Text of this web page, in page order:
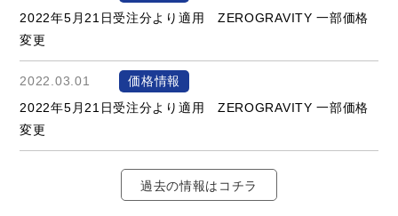
2022年5月21日受注分より適用 ZEROGRAVITY 一部価格
変更
2022.03.01
価格情報
2022年5月21日受注分より適用 ZEROGRAVITY 一部価格
変更
過去の情報はコチラ